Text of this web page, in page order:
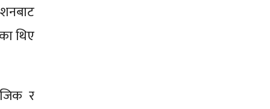
थिए
र